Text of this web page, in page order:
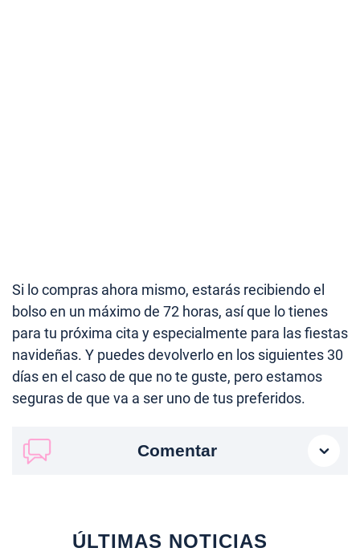
Si lo compras ahora mismo, estarás recibiendo el
bolso en un máximo de 72 horas, así que lo tienes
para tu próxima cita y especialmente para las fiestas
navideñas. Y puedes devolverlo en los siguientes 30
días en el caso de que no te guste, pero estamos
seguras de que va a ser uno de tus preferidos.
Comentar
ÚLTIMAS NOTICIAS